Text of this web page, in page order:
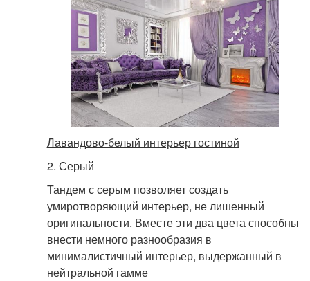
Лавандово-белый интерьер гостиной
2. Серый
Тандем с серым позволяет создать
умиротворяющий интерьер, не лишенный
оригинальности. Вместе эти два цвета способны
внести немного разнообразия в
минималистичный интерьер, выдержанный в
нейтральной гамме